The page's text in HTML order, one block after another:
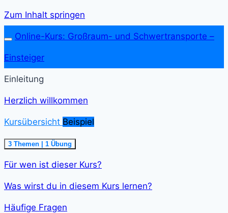
Zum Inhalt springen
Online-Kurs: Großraum- und Schwer­transporte –
Einsteiger
Einleitung
Herzlich willkommen
Kursübersicht Beispiel
Einklappen
Kursübersicht<span
class="course-
duration">5
</span>
3 Themen 1 Übung
Für wen ist dieser Kurs?
Was wirst du in diesem Kurs lernen?
Häufige Fragen